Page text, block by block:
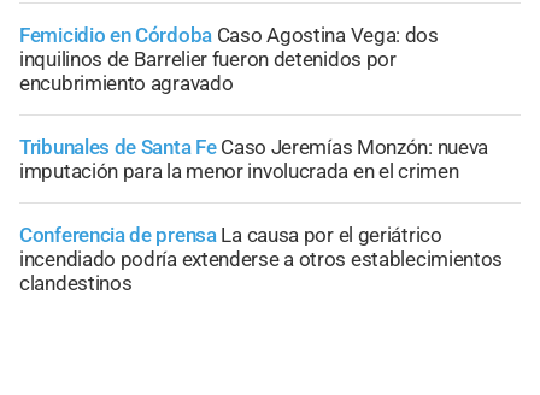
Femicidio en Córdoba Caso Agostina Vega: dos
inquilinos de Barrelier fueron detenidos por
encubrimiento agravado
Tribunales de Santa Fe Caso Jeremías Monzón: nueva
imputación para la menor involucrada en el crimen
Conferencia de prensa La causa por el geriátrico
incendiado podría extenderse a otros establecimientos
clandestinos